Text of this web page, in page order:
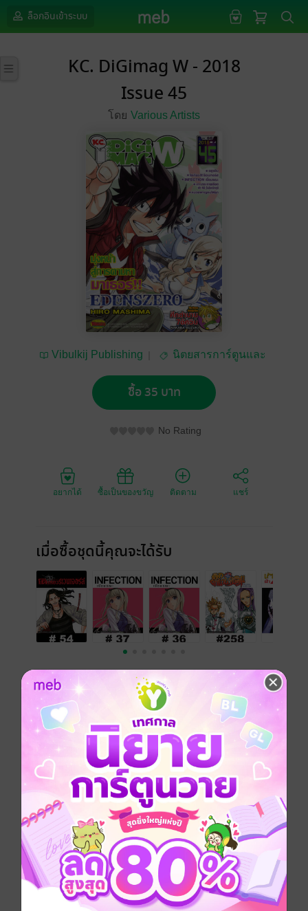
ล็อกอินเข้าระบบ
KC. DiGimag W - 2018
Issue 45
โดย Various Artists
Vibulkij Publishing
นิตยสารการ์ตูนและ
ซื้อ 35 บาท
No Rating
อยากได้ ซื้อเป็นของขวัญ ติดตาม แชร์
เมื่อซื้อชุดนี้คุณจะได้รับ
KC.DIGIMAG – W issue.45/2018 (NOV. 07, 2018) –
EDENS ZERO
แม้ว่า งานมหกรรมหนังสือระดับชาติ ที่ศูนย์ประชุมแห่ง
ชาติสิริกิติ์ ครั้งที่ 23 จะจบลงไปแล้ว แต่งานหนังสือยังมีต่อ
นะครับ ในวันที่ 3 – 11 พ.ย.นี้ ก็จะมีงานหนังสือภาคใต้ ที่
จัดที่หาดใหญ่ครับ แฟน ๆ หนังสือการ์ตูน ชาวภาคใต้ ไป
หาซื้อหนังสือกันได้ในงานนั้น ทาง VBK มีหนังสือไปขายที่
บูธ บริษัท Monster Book ด้วยนะ ถ้าไปซื้อหนังสือ Edens
zero เล่ม 1 หรือ ผ่าพิภพไททัน เล่ม 26 จะมีของแถมให้
เหมือนงานหนังสือในกรุงเทพด้วย ของแถมมีจำนวนจำกัด
ด้วย แฟน ๆ ภาคใต้ รีบไปดูกันนะครับ
EDENS ZERO – ตอนที่ 19
หน่วยผจญคนไฟลุก – ตอนที่ 115
อสูรดิบ – ตอนที่ 29, 30